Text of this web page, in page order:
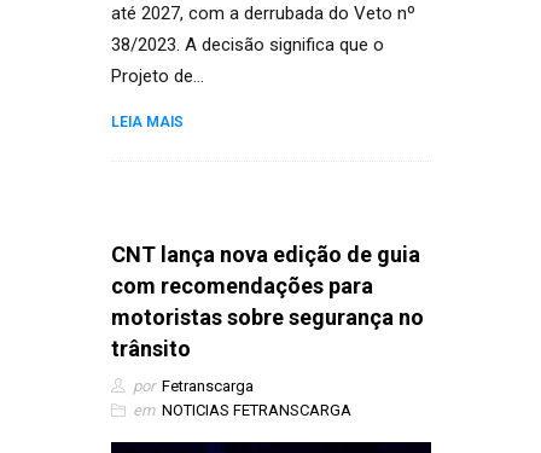
até 2027, com a derrubada do Veto nº
38/2023. A decisão significa que o
Projeto de…
LEIA MAIS
CNT lança nova edição de guia
com recomendações para
motoristas sobre segurança no
trânsito
por Fetranscarga
em NOTICIAS FETRANSCARGA